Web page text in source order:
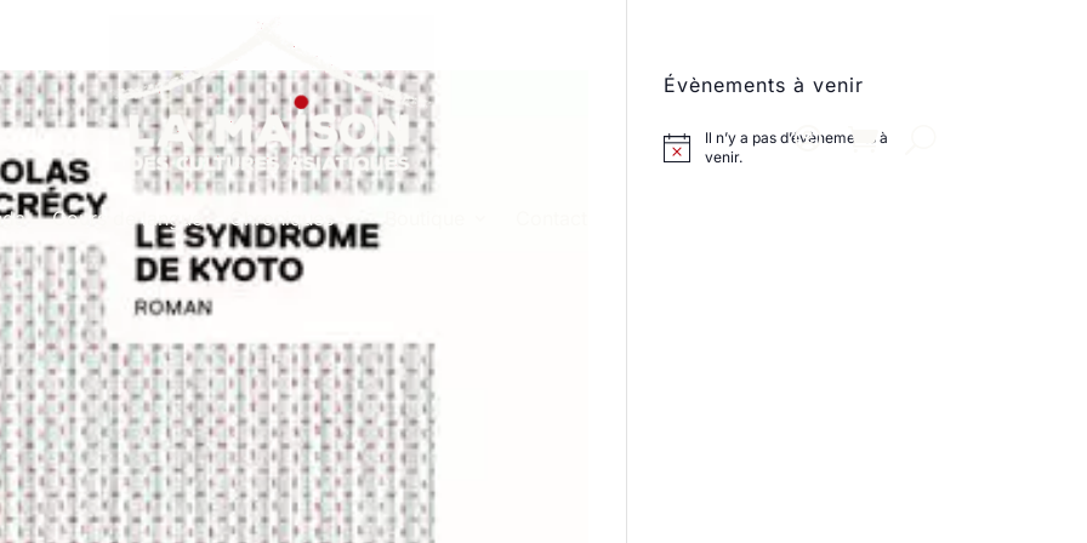
Cours de langue Chroniques
Évènements à venir
Il n’y a pas d’évènements à
venir.